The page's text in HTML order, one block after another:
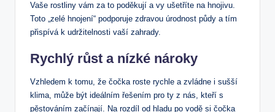
Vaše rostliny vám za to poděkují a vy ušetříte na hnojivu.
Toto „zelé hnojení“ podporuje zdravou úrodnost půdy a tím
přispívá k udržitelnosti vaší zahrady.
Rychlý růst a nízké nároky
Vzhledem k tomu, že čočka roste rychle a zvládne i sušší
klima, může být ideálním řešením pro ty z nás, kteří s
pěstováním začínají. Na rozdíl od hladu po vodě si čočka